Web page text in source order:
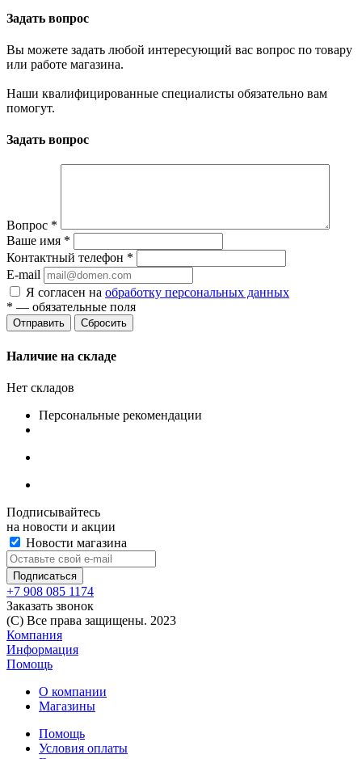
Задать вопрос
Вы можете задать любой интересующий вас вопрос по товару
или работе магазина.
Наши квалифицированные специалисты обязательно вам
помогут.
Задать вопрос
Вопрос *
Ваше имя *
Контактный телефон *
E-mail
Я согласен на обработку персональных данных
* — обязательные поля
Сбросить
Наличие на складе
Нет складов
Персональные рекомендации
Подписывайтесь
на новости и акции
Новости магазина
+7 908 085 1174
Заказать звонок
(C) Все права защищены. 2023
Компания
Информация
Помощь
О компании
Магазины
Помощь
Условия оплаты